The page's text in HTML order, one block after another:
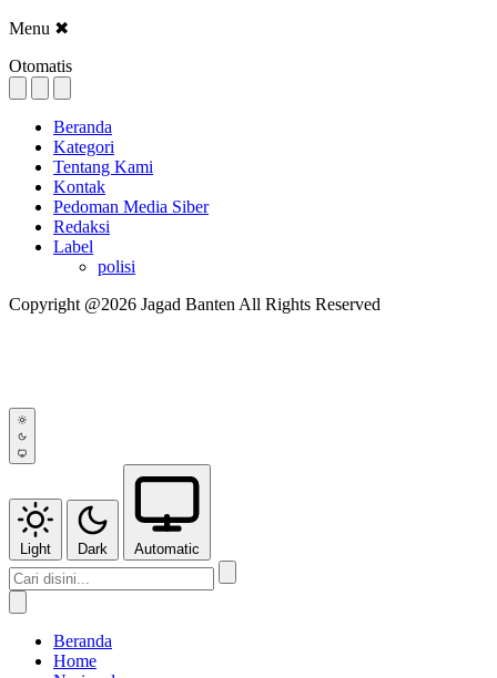
Menu ✖
Otomatis
Beranda
Kategori
Tentang Kami
Kontak
Pedoman Media Siber
Redaksi
Label
polisi
Copyright @2026 Jagad Banten All Rights Reserved
Light Dark Automatic
Beranda
Home